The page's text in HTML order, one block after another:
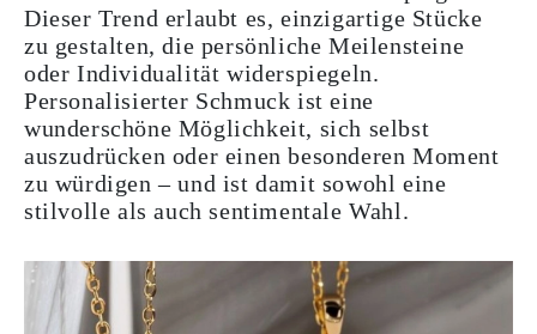
Dieser Trend erlaubt es, einzigartige Stücke
zu gestalten, die persönliche Meilensteine
oder Individualität widerspiegeln.
Personalisierter Schmuck ist eine
wunderschöne Möglichkeit, sich selbst
auszudrücken oder einen besonderen Moment
zu würdigen – und ist damit sowohl eine
stilvolle als auch sentimentale Wahl.